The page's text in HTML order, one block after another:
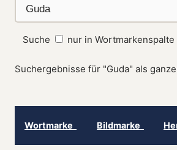
Suche nur in Wortmarkenspalte
Suchergebnisse für "Guda" als
Wortmarke Bildmarke